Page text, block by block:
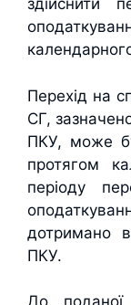
здійснити
Перехід на
СГ,
ПКУ, може
протягом
періоду
дотримано
ПКУ.
До поданої